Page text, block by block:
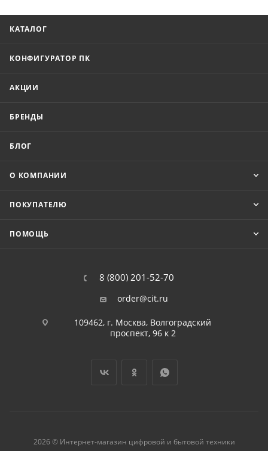
КАТАЛОГ
КОНФИГУРАТОР ПК
АКЦИИ
БРЕНДЫ
БЛОГ
О КОМПАНИИ
ПОКУПАТЕЛЮ
ПОМОЩЬ
8 (800) 201-52-70
order@cit.ru
109462, г. Москва, Волгоградский
проспект, 96 к 2
2026 © Интернет-магазин цифровой и бытовой техники